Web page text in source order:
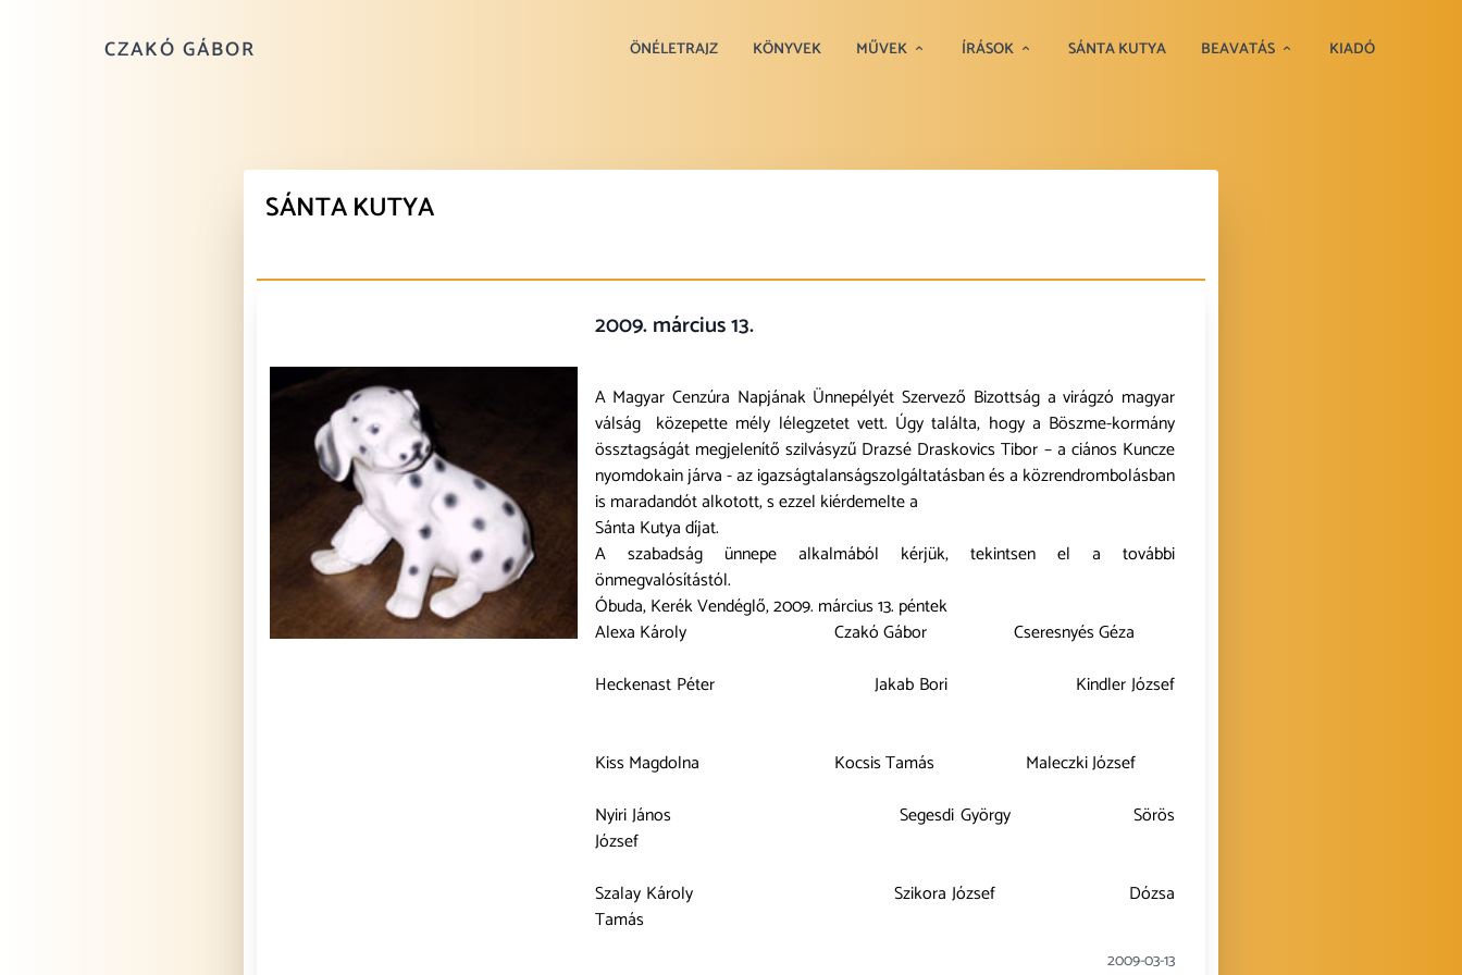
CZAKÓ GÁBOR ÖNÉLETRAJZ KÖNYVEK MŰVEK ÍRÁSOK SÁNTA KUTYA BEAVATÁS KIADÓ
SÁNTA KUTYA
2009. március 13.
A Magyar Cenzúra Napjának Ünnepélyét Szervező Bizottság a virágzó magyar
válság közepette mély lélegzetet vett. Úgy találta, hogy a Böszme-kormány
össztagságát megjelenítő szilvásyzű Drazsé Draskovics Tibor – a ciános Kuncze
nyomdokain járva - az igazságtalanságszolgáltatásban és a közrendrombolásban
is maradandót alkotott, s ezzel kiérdemelte a
Sánta Kutya díjat.
A szabadság ünnepe alkalmából kérjük, tekintsen el a további
önmegvalósítástól.
Óbuda, Kerék Vendéglő, 2009. március 13. péntek
Alexa Károly Czakó Gábor Cseresnyés Géza
Heckenast Péter Jakab Bori Kindler József
Kiss Magdolna Kocsis Tamás Maleczki József
Nyiri János Segesdi György Sörös
József
Szalay Károly Szikora József Dózsa
Tamás
2009-03-13